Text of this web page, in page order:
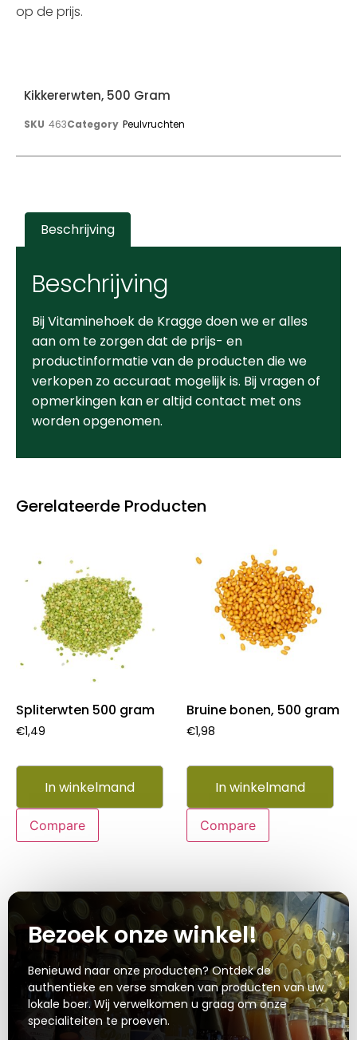
op de prijs.
Gerelateerde Producten
Spliterwten 500 gram
€1,49
In winkelmand
Compare
Bruine bonen, 500 gram
€1,98
In winkelmand
Compare
Kikkererwten, 500 Gram
SKU 463Category Peulvruchten
Beschrijving
Beschrijving
Bij Vitaminehoek de Kragge doen we er alles
aan om te zorgen dat de prijs- en
productinformatie van de producten die we
verkopen zo accuraat mogelijk is. Bij vragen of
opmerkingen kan er altijd contact met ons
worden opgenomen.
Bezoek onze winkel!
Benieuwd naar onze producten? Ontdek de
authentieke en verse smaken van producten van uw
lokale boer. Wij verwelkomen u graag om onze
specialiteiten te proeven.